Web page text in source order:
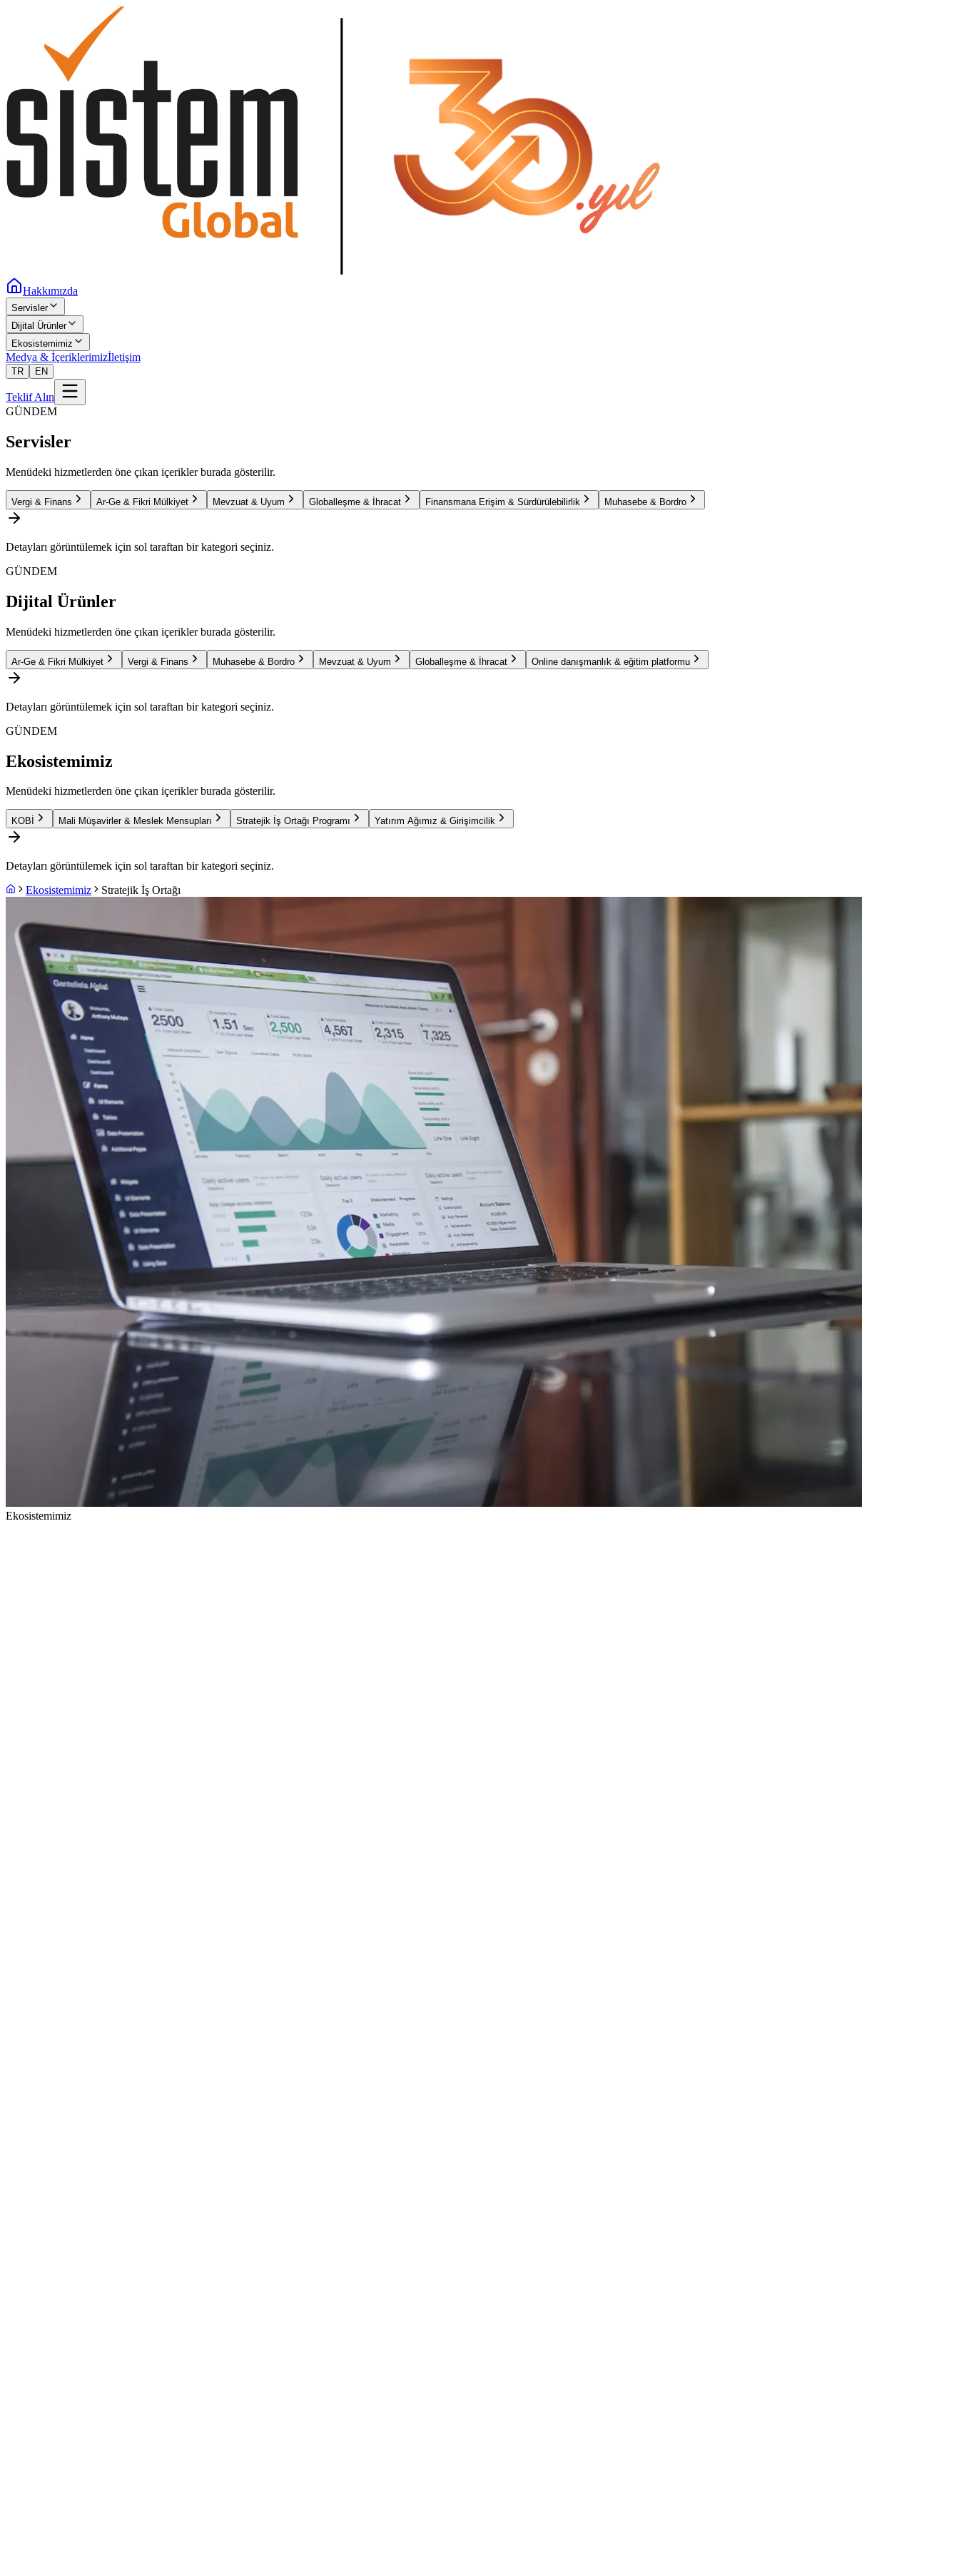
Hakkımızda
Servisler
Dijital Ürünler
Ekosistemimiz
Medya & İçeriklerimizİletişim
TR EN
Teklif Alın
GÜNDEM
Servisler
Menüdeki hizmetlerden öne çıkan içerikler burada gösterilir.
Vergi & Finans Ar-Ge & Fikri Mülkiyet Mevzuat & Uyum Globalleşme & İhracat Finansmana Erişim & Sürdürülebilirlik Muhasebe & Bordro
Detayları görüntülemek için sol taraftan bir kategori seçiniz.
GÜNDEM
Dijital Ürünler
Menüdeki hizmetlerden öne çıkan içerikler burada gösterilir.
Ar-Ge & Fikri Mülkiyet Vergi & Finans Muhasebe & Bordro Mevzuat & Uyum Globalleşme & İhracat Online danışmanlık & eğitim platformu
Detayları görüntülemek için sol taraftan bir kategori seçiniz.
GÜNDEM
Ekosistemimiz
Menüdeki hizmetlerden öne çıkan içerikler burada gösterilir.
KOBİ Mali Müşavirler & Meslek Mensupları Stratejik İş Ortağı Programı Yatırım Ağımız & Girişimcilik
Detayları görüntülemek için sol taraftan bir kategori seçiniz.
Ekosistemimiz
Stratejik İş Ortağı
Ekosistemimiz